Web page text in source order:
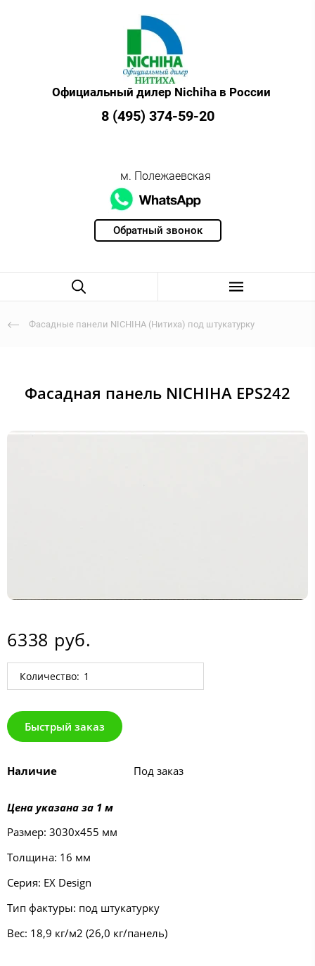
Обратный звонок
Официальный дилер Nichiha в России
8 (495) 374-59-20
м. Полежаевская
Фасадные панели NICHIHA (Нитиха) под штукатурку
Фасадная панель NICHIHA EPS242
6338 руб.
Количество:
Быстрый заказ
Наличие Под заказ
Цена указана за 1 м
Размер: 3030х455 мм
Толщина: 16 мм
Серия: EX Design
Тип фактуры: под штукатурку
Вес: 18,9 кг/м2 (26,0 кг/панель)